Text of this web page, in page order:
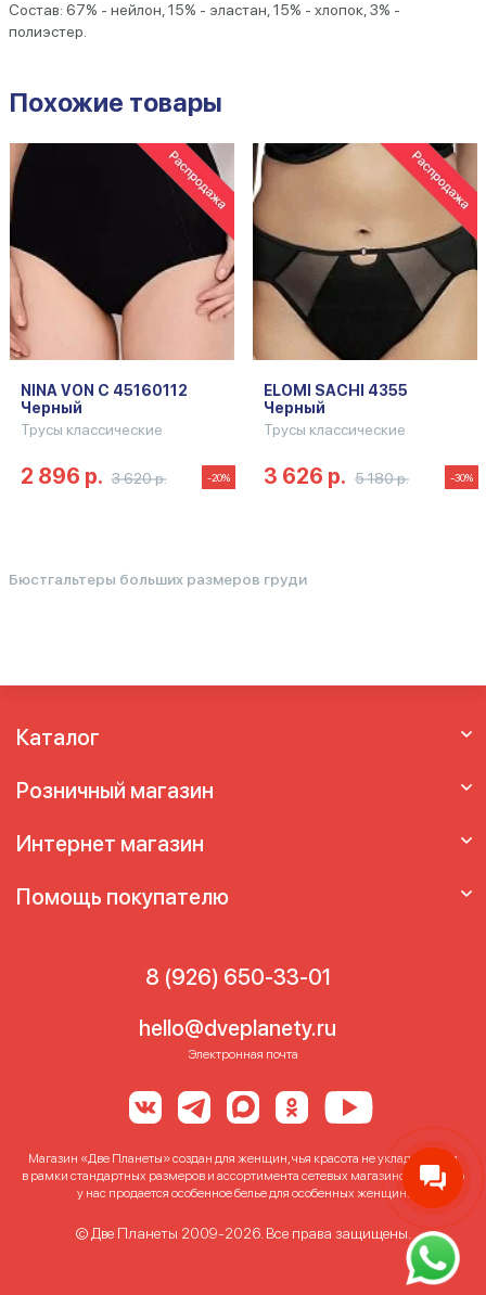
Состав: 67% - нейлон, 15% - эластан, 15% - хлопок, 3% -
полиэстер.
Похожие товары
NINA VON C 45160112
Черный
Трусы классические
2 896 р. 3 620 р. -20%
ELOMI SACHI 4355
Черный
Трусы классические
3 626 р. 5 180 р. -30%
Бюстгальтеры больших размеров груди
Каталог
Розничный магазин
Интернет магазин
Помощь покупателю
8 (926) 650-33-01
hello@dveplanety.ru
Электронная почта
Магазин «Две Планеты» создан для женщин, чья красота не укладывается
в рамки стандартных размеров и ассортимента сетевых магазинов. Именно
у нас продается особенное белье для особенных женщин!
© Две Планеты 2009-2026. Все права защищены.